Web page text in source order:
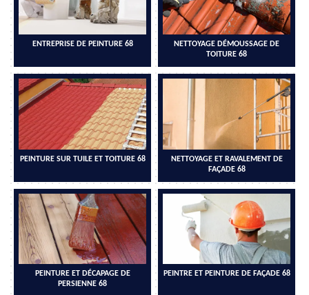
ENTREPRISE DE PEINTURE 68
NETTOYAGE DÉMOUSSAGE DE
TOITURE 68
PEINTURE SUR TUILE ET TOITURE 68
NETTOYAGE ET RAVALEMENT DE
FAÇADE 68
PEINTURE ET DÉCAPAGE DE
PERSIENNE 68
PEINTRE ET PEINTURE DE FAÇADE 68